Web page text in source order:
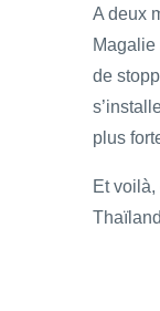
A deux
Magalie
de
plus
Et voilà,